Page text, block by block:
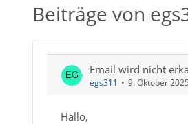
Beiträge von
Email wird nicht
egs311 9. Oktober
Hallo,